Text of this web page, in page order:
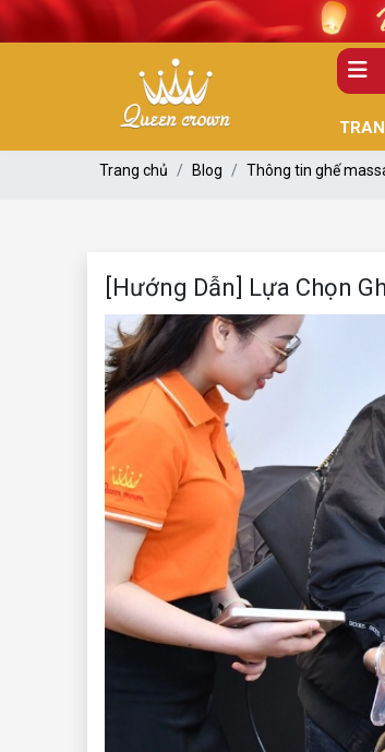
Trang chủ Blog Thông tin ghế
[Hướng Dẫn] Lựa Chọn